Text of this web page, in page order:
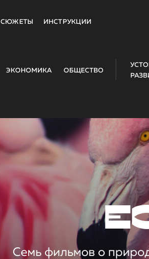
СЮЖЕТЫ ИНСТРУКЦИИ
ЭКОНОМИКА ОБЩЕСТВО
Семь фильмов о